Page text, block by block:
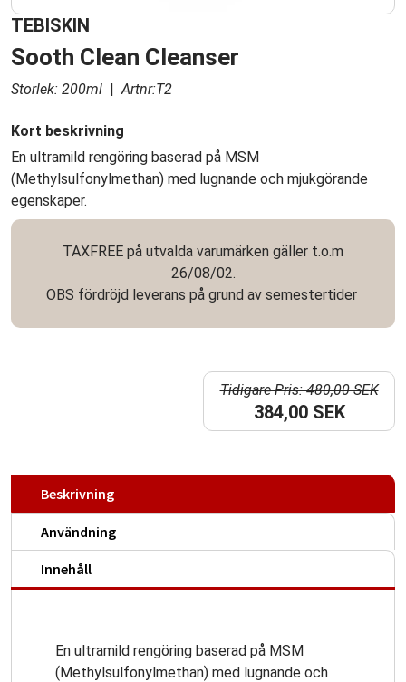
TEBISKIN
Sooth Clean Cleanser
Storlek: 200ml | Artnr:T2
Kort beskrivning
En ultramild rengöring baserad på MSM
(Methylsulfonylmethan) med lugnande och mjukgörande
egenskaper.
TAXFREE på utvalda varumärken gäller t.o.m
26/08/02.
OBS fördröjd leverans på grund av semestertider
Tidigare Pris: 480,00 SEK
384,00 SEK
Beskrivning
Användning
Innehåll
En ultramild rengöring baserad på MSM
(Methylsulfonylmethan) med lugnande och